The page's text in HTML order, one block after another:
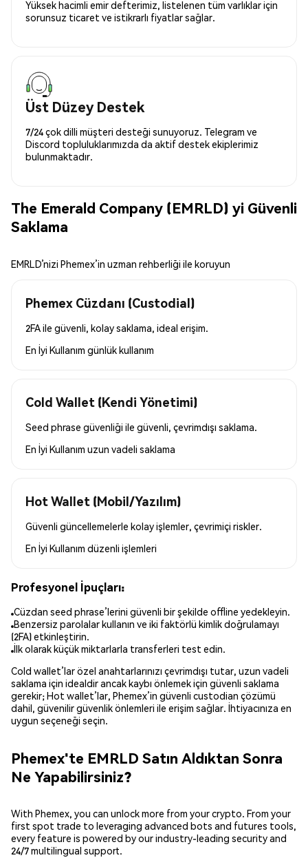
Yüksek hacimli emir defterimiz, listelenen tüm varlıklar için
sorunsuz ticaret ve istikrarlı fiyatlar sağlar.
Üst Düzey Destek
7/24 çok dilli müşteri desteği sunuyoruz. Telegram ve
Discord topluluklarımızda da aktif destek ekiplerimiz
bulunmaktadır.
The Emerald Company (EMRLD) yi Güvenli
Saklama
EMRLD’nizi Phemex’in uzman rehberliği ile koruyun
Phemex Cüzdanı (Custodial)
2FA ile güvenli, kolay saklama, ideal erişim.
En İyi Kullanım günlük kullanım
Cold Wallet (Kendi Yönetimi)
Seed phrase güvenliği ile güvenli, çevrimdışı saklama.
En İyi Kullanım uzun vadeli saklama
Hot Wallet (Mobil/Yazılım)
Güvenli güncellemelerle kolay işlemler, çevrimiçi riskler.
En İyi Kullanım düzenli işlemleri
Profesyonel İpuçları:
Cüzdan seed phrase’lerini güvenli bir şekilde offline yedekleyin.
Benzersiz parolalar kullanın ve iki faktörlü kimlik doğrulamayı
(2FA) etkinleştirin.
İlk olarak küçük miktarlarla transferleri test edin.
Cold wallet’lar özel anahtarlarınızı çevrimdışı tutar, uzun vadeli
saklama için idealdir ancak kaybı önlemek için güvenli saklama
gerekir; Hot wallet’lar, Phemex’in güvenli custodian çözümü
dahil, güvenilir güvenlik önlemleri ile erişim sağlar. İhtiyacınıza en
uygun seçeneği seçin.
Phemex'te EMRLD Satın Aldıktan Sonra
Ne Yapabilirsiniz?
With Phemex, you can unlock more from your crypto. From your
first spot trade to leveraging advanced bots and futures tools,
every feature is powered by our industry-leading security and
24/7 multilingual support.